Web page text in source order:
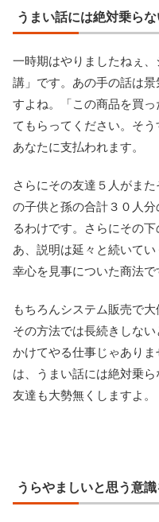
うまい話には絶対乗らな
一時期はやりましたねぇ
講」です。あの手の話は
すよね。「この商品を買
てもらってください。そ
あなたに支払われます。
さらにその友達５人がま
の子供と孫の合計３０人
るわけです。さらにその
あ、説明は延々と続いて
幸心を見事についた商法で
もちろんシステム販売で
その方法では長続きしな
かけてやる仕事じゃあり
は、うまい話には絶対乗
友達も大勢無くしますよ。
うらやましいと思う意